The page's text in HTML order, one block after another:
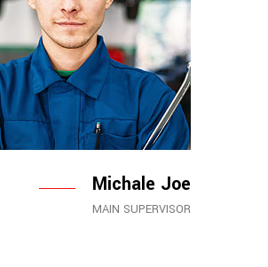
Michale Joe
MAIN SUPERVISOR